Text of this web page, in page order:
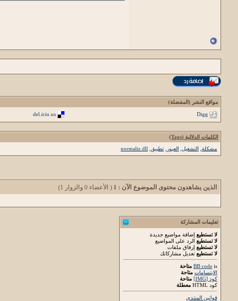
مواقع النشر (المفضلة)
Digg
del.icio.us
الكلمات الدلالية (Tags)
مشكلة التشغيل العبور تطبيق normaliz.dll
الذين يشاهدون محتوى الموضوع الآن : 1 ( الأعضاء 0 والزوار 1)
تعليمات المشاركة
لا تستطيع إضافة مواضيع جديدة
لا تستطيع الرد على المواضيع
لا تستطيع إرفاق ملفات
لا تستطيع تعديل مشاركاتك
BB code is
متاحة
الابتسامات متاحة
كود [IMG]
متاحة
كود HTML
معطلة
قوانين المنتدى